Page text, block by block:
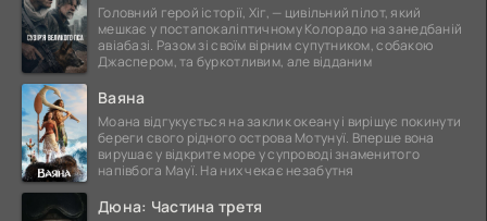
Головний герой історії, Хіг, — цивільний пілот, який
мешкає у постапокаліптичному Колорадо на занедбаній
авіабазі. Разом зі своїм вірним супутником, собакою
Джаспером, та буркотливим, але відданим
Ваяна
Моана відгукується на заклик океану і вирішує покинути
береги свого рідного острова Мотунуї. Вперше вона
вирушає у відкрите море у супроводі знаменитого
напівбога Мауї. На них чекає незабутня
Дюна: Частина третя